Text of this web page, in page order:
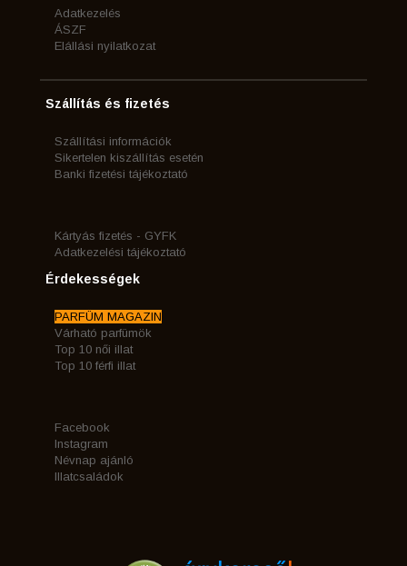
Adatkezelés
ÁSZF
Elállási nyilatkozat
Szállítás és fizetés
Szállítási információk
Sikertelen kiszállítás esetén
Banki fizetési tájékoztató
Kártyás fizetés - GYFK
Adatkezelési tájékoztató
Érdekességek
PARFÜM MAGAZIN
Várható parfümök
Top 10 női illat
Top 10 férfi illat
Facebook
Instagram
Névnap ajánló
Illatcsaládok